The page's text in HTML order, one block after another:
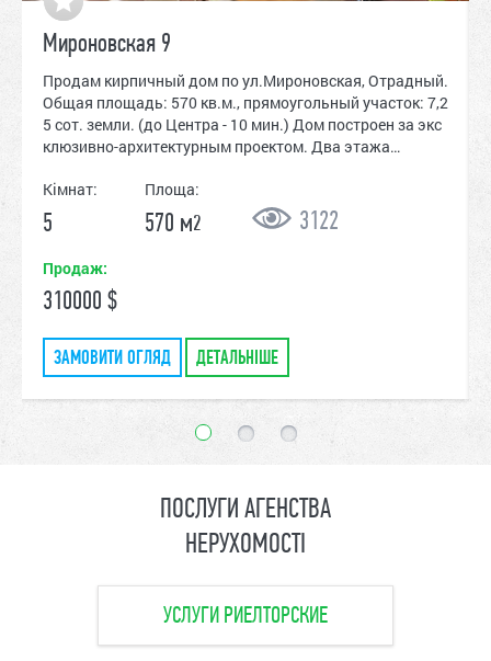
Мироновская 9
Продам кирпичный дом по ул.Мироновская, Отрадный.
Общая площадь: 570 кв.м., прямоугольный участок: 7,2
5 сот. земли. (до Центра - 10 мин.) Дом построен за экс
клюзивно-архитектурным проектом. Два этажа…
Кімнат:
5
Площа:
570 м2 3122
Продаж:
310000 $
ЗАМОВИТИ ОГЛЯД ДЕТАЛЬНІШЕ
ПОСЛУГИ АГЕНСТВА
НЕРУХОМОСТІ
УСЛУГИ РИЕЛТОРСКИЕ